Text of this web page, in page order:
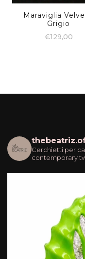
Maraviglia
Grigio
€129,00
Cerchietti per
contemporary